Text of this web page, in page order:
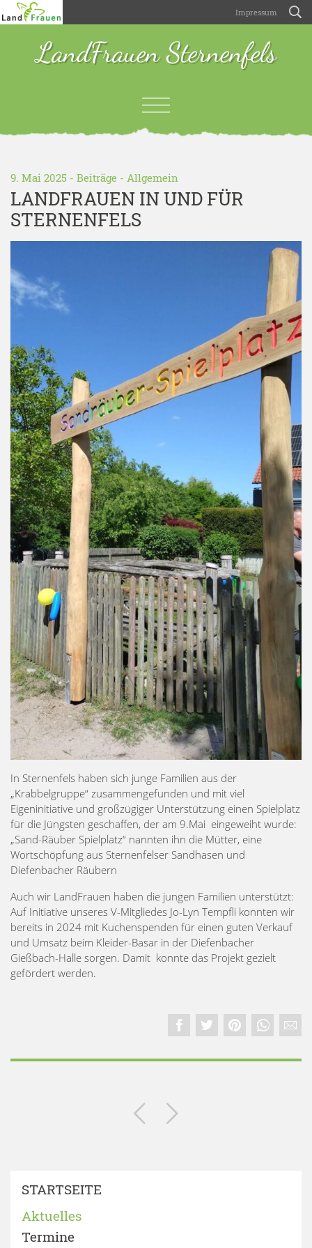
Impressum
LandFrauen Sternenfels
9. Mai 2025 - Beiträge - Allgemein
LANDFRAUEN IN UND FÜR
STERNENFELS
In Sternenfels haben sich junge Familien aus der
„Krabbelgruppe“ zusammengefunden und mit viel
Eigeninitiative und großzügiger Unterstützung einen Spielplatz
für die Jüngsten geschaffen, der am 9.Mai eingeweiht wurde:
„Sand-Räuber Spielplatz“ nannten ihn die Mütter, eine
Wortschöpfung aus Sternenfelser Sandhasen und
Diefenbacher Räubern
Auch wir LandFrauen haben die jungen Familien unterstützt:
Auf Initiative unseres V-Mitgliedes Jo-Lyn Tempfli konnten wir
bereits in 2024 mit Kuchenspenden für einen guten Verkauf
und Umsatz beim Kleider-Basar in der Diefenbacher
Gießbach-Halle sorgen. Damit konnte das Projekt gezielt
gefördert werden.
STARTSEITE
Aktuelles
Termine